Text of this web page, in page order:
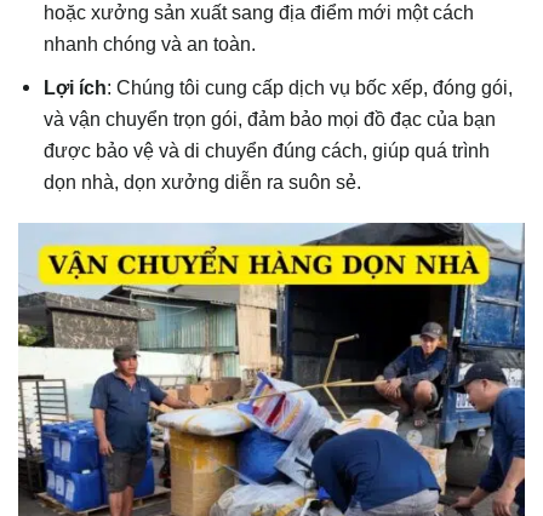
hoặc xưởng sản xuất sang địa điểm mới một cách
nhanh chóng và an toàn.
Lợi ích: Chúng tôi cung cấp dịch vụ bốc xếp, đóng gói,
và vận chuyển trọn gói, đảm bảo mọi đồ đạc của bạn
được bảo vệ và di chuyển đúng cách, giúp quá trình
dọn nhà, dọn xưởng diễn ra suôn sẻ.